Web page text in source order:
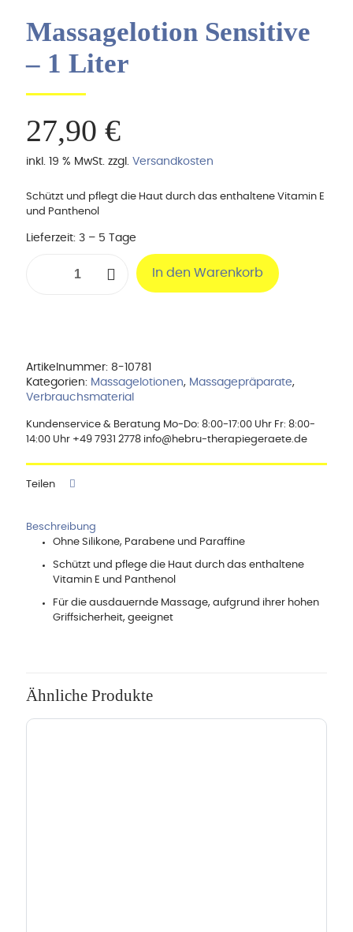
Massagelotion Sensitive
– 1 Liter
27,90 €
inkl. 19 % MwSt. zzgl. Versandkosten
Schützt und pflegt die Haut durch das enthaltene Vitamin E
und Panthenol
Lieferzeit: 3 – 5 Tage
In den Warenkorb
Artikelnummer: 8-10781
Kategorien: Massagelotionen, Massagepräparate,
Verbrauchsmaterial
Kundenservice & Beratung Mo-Do: 8:00-17:00 Uhr Fr: 8:00-
14:00 Uhr +49 7931 2778 info@hebru-therapiegeraete.de
Teilen
Beschreibung
Ohne Silikone, Parabene und Paraffine
Schützt und pflege die Haut durch das enthaltene
Vitamin E und Panthenol
Für die ausdauernde Massage, aufgrund ihrer hohen
Griffsicherheit, geeignet
Ähnliche Produkte